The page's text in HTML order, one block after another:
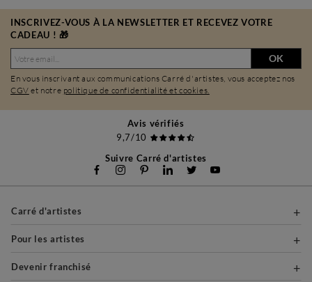
INSCRIVEZ-VOUS À LA NEWSLETTER ET RECEVEZ VOTRE
CADEAU ! 🎁
OK
En vous inscrivant aux communications Carré d'artistes, vous acceptez nos
CGV et notre politique de confidentialité et cookies.
Avis vérifiés
9,7/10
Suivre Carré d'artistes
Carré d'artistes
Pour les artistes
Devenir franchisé